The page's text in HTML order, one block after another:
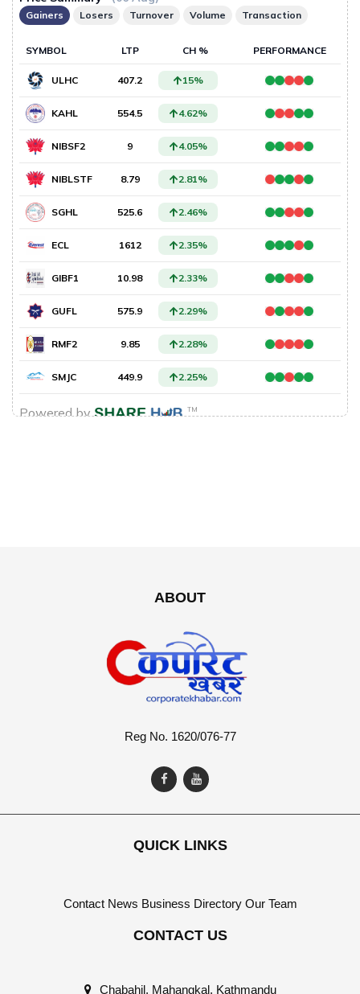
ABOUT
Reg No. 1620/076-77
QUICK LINKS
Contact News Business Directory Our Team
CONTACT US
Chabahil, Mahangkal, Kathmandu